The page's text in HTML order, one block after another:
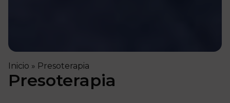
Inicio » Presoterapia
Presoterapia